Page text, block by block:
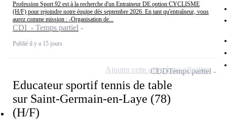
Profession Sport 92 est à la recherche d'un Entraineur DE option CYCLISME
(H/F) pour rejoindre notre équipe dès septembre 2026. En tant qu'entraîneur, vous
aurez comme mission : -Organisation de...
CDI - Temps partiel
Publié il y a 15 jours
Educateur sportif tennis de table
sur Saint-Germain-en-Laye (78)
(H/F)
CDDTemps partiel
Ajouter cette offre à ma sélection